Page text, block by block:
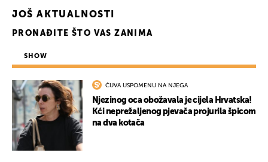
JOŠ AKTUALNOSTI
PRONAĐITE ŠTO VAS ZANIMA
SHOW
ČUVA USPOMENU NA NJEGA
Njezinog oca obožavala je cijela Hrvatska!
Kći neprežaljenog pjevača projurila špicom
na dva kotača